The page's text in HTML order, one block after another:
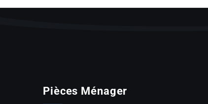
Pièces Ménager